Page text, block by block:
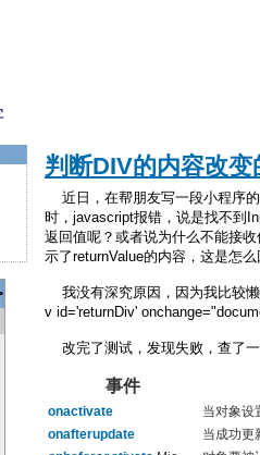
判断DIV的内容改变
近日，在帮朋友写一段小程序的
时，javascript报错，说是找不到
返回值呢？或者说为什么不能接
示了returnValue的内容，这是怎
我没有深究原因，因为我比较
v id='returnDiv'
改完了测试，发现失败，查了
事件
onactivate 当对象设
onafterupdate
当成功更